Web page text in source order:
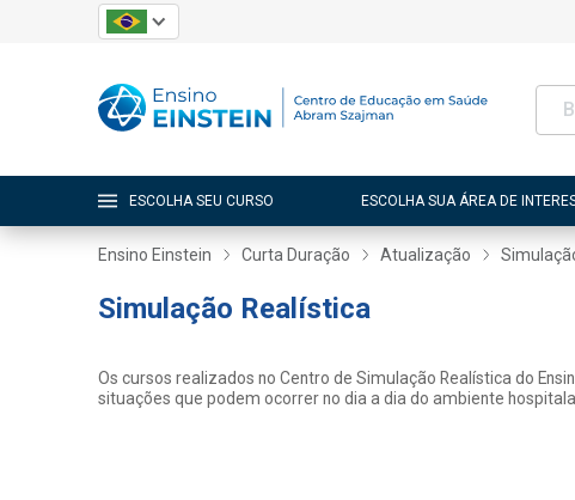
ESCOLHA SEU CURSO ESCOLHA SUA ÁREA DE
Ensino Einstein Curta Duração Atualização
Simulação Realística
Os cursos realizados no Centro de Simulação Realística do
situações que podem ocorrer no dia a dia do ambiente